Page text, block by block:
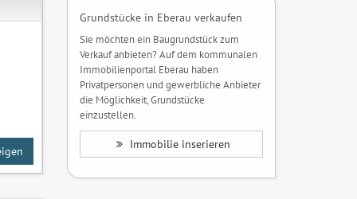
Grundstücke in Eberau verkaufen
Sie möchten ein Baugrundstück zum
Verkauf anbieten? Auf dem kommunalen
Immobilienportal Eberau haben
Privatpersonen und gewerbliche Anbieter
die Möglichkeit, Grundstücke
einzustellen.
Immobilie inserieren